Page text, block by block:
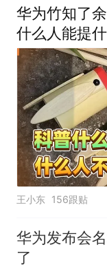
华为竹知了
什么人能提
王小东 156跟贴
华为发布会
了